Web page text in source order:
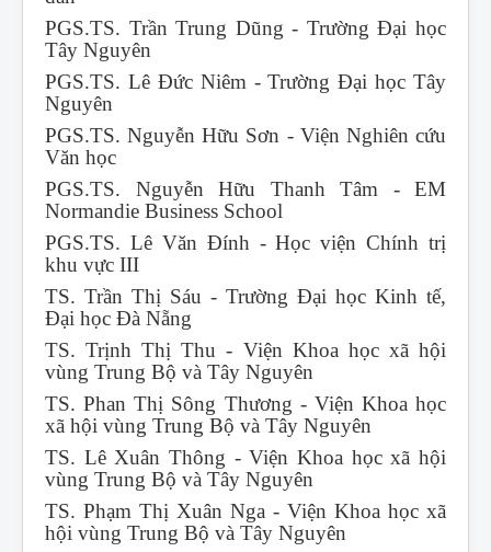
PGS.TS. Trần Trung Dũng - Trường Đại học
Tây Nguyên
PGS.TS. Lê Đức Niêm - Trường Đại học Tây
Nguyên
PGS.TS. Nguyễn Hữu Sơn - Viện Nghiên cứu
Văn học
PGS.TS. Nguyễn Hữu Thanh Tâm - EM
Normandie Business School
PGS.TS. Lê Văn Đính - Học viện Chính trị
khu vực III
TS. Trần Thị Sáu - Trường Đại học Kinh tế,
Đại học Đà Nẵng
TS. Trịnh Thị Thu - Viện Khoa học xã hội
vùng Trung Bộ và Tây Nguyên
TS. Phan Thị Sông Thương - Viện Khoa học
xã hội vùng Trung Bộ và Tây Nguyên
TS. Lê Xuân Thông - Viện Khoa học xã hội
vùng Trung Bộ và Tây Nguyên
TS. Phạm Thị Xuân Nga - Viện Khoa học xã
hội vùng Trung Bộ và Tây Nguyên